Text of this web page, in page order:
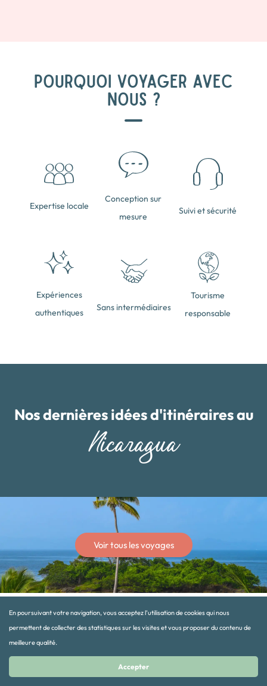
POURQUOI VOYAGER AVEC
NOUS ?
Expertise locale
Conception sur
mesure
Suivi et sécurité
Expériences
authentiques
Sans intermédiaires
Tourisme
responsable
Nos dernières idées d'itinéraires au
Nicaragua
Voir tous les voyages
AUTRES IDÉES DE VOYAGE
En poursuivant votre navigation, vous acceptez l’utilisation de cookies qui nous
permettent de collecter des statistiques sur les visites et vous proposer du contenu de
meilleure qualité.
Accepter